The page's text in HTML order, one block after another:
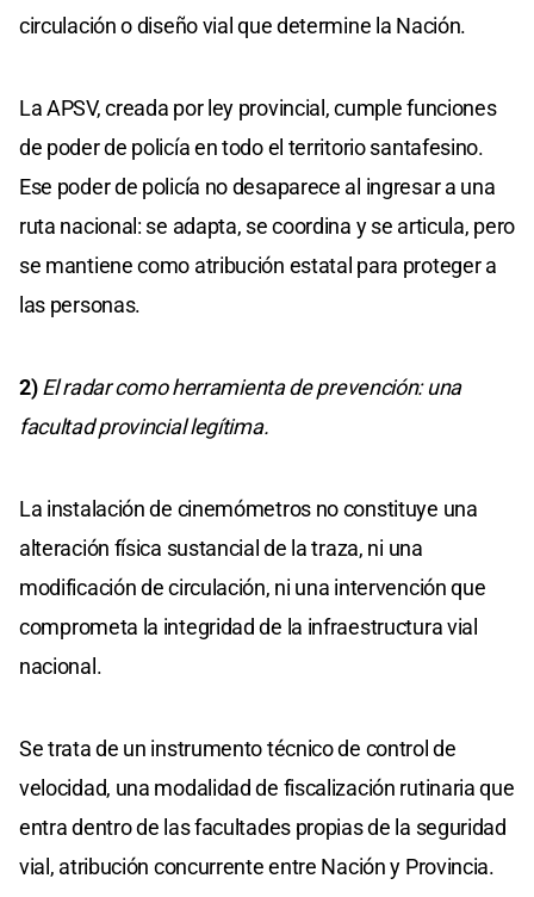
circulación o diseño vial que determine la Nación.
La APSV, creada por ley provincial, cumple funciones
de poder de policía en todo el territorio santafesino.
Ese poder de policía no desaparece al ingresar a una
ruta nacional: se adapta, se coordina y se articula, pero
se mantiene como atribución estatal para proteger a
las personas.
2)El radar como herramienta de prevención: una
facultad provincial legítima.
La instalación de cinemómetros no constituye una
alteración física sustancial de la traza, ni una
modificación de circulación, ni una intervención que
comprometa la integridad de la infraestructura vial
nacional.
Se trata de un instrumento técnico de control de
velocidad, una modalidad de fiscalización rutinaria que
entra dentro de las facultades propias de la seguridad
vial, atribución concurrente entre Nación y Provincia.